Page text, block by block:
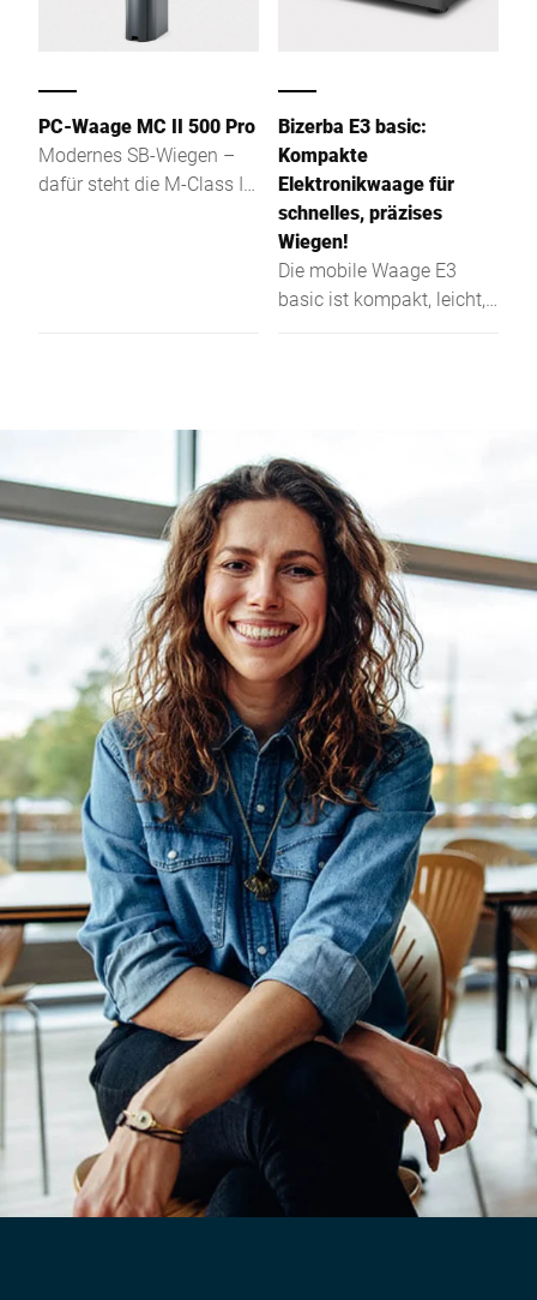
PC-Waage MC II 500 Pro
Modernes SB-Wiegen –
dafür steht die M-Class II
Bizerba E3 basic:
Kompakte
Elektronikwaage für
schnelles, präzises
Wiegen!
Die mobile Waage E3
basic ist kompakt, leicht,